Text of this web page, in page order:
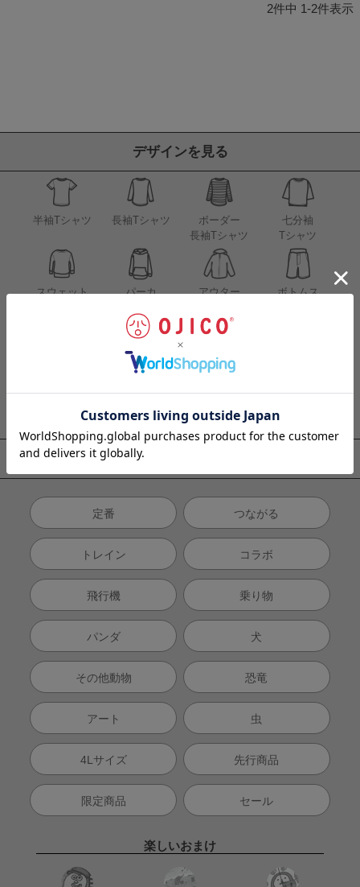
2件中 1-2件表示
デザインを見る
半袖Tシャツ 長袖Tシャツ
ボーダー
長袖Tシャツ
七分袖
Tシャツ
スウェット パーカ アウター ボトムス
ベビー
テーマから探す
定番 つながる
トレイン コラボ
飛行機 乗り物
パンダ 犬
その他動物 恐竜
アート 虫
4Lサイズ 先行商品
限定商品 セール
楽しいおまけ